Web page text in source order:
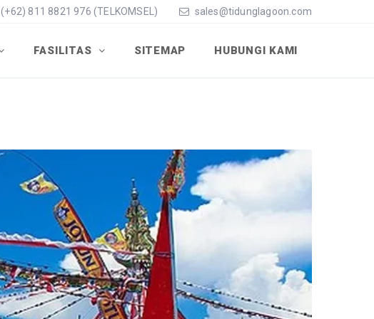
(+62) 811 8821 976 (TELKOMSEL) sales@tidunglagoon.com
FASILITAS SITEMAP HUBUNGI KAMI